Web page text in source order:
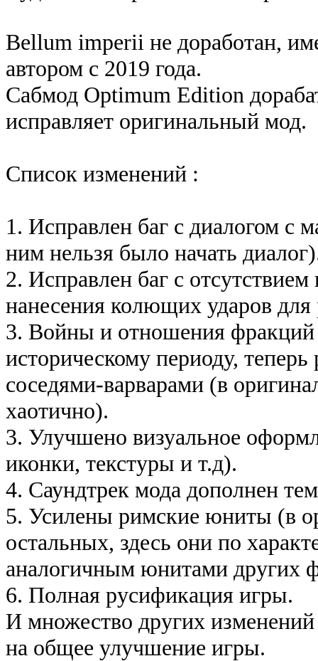
Bellum imperii не доработан,
автором с 2019 года.
Сабмод Optimum Edition
исправляет оригинальный мод.
Список изменений :
1. Исправлен баг с диалогом с
ним нельзя было начать
2. Исправлен баг с
нанесения колющих ударов
3. Войны и отношения фракций
историческому периоду,
соседями-варварами (в
хаотично).
3. Улучшено визуальное
иконки, текстуры и т.д).
4. Саундтрек мода дополнен
5. Усилены римские юниты (в
остальных, здесь они по
аналогичным юнитами других
6. Полная русификация игры.
И множество других
на общее улучшение игры.